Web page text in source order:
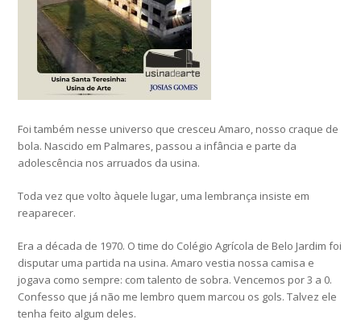
Foi também nesse universo que cresceu Amaro, nosso craque de
bola. Nascido em Palmares, passou a infância e parte da
adolescência nos arruados da usina.
Toda vez que volto àquele lugar, uma lembrança insiste em
reaparecer.
Era a década de 1970. O time do Colégio Agrícola de Belo Jardim foi
disputar uma partida na usina. Amaro vestia nossa camisa e
jogava como sempre: com talento de sobra. Vencemos por 3 a 0.
Confesso que já não me lembro quem marcou os gols. Talvez ele
tenha feito algum deles.